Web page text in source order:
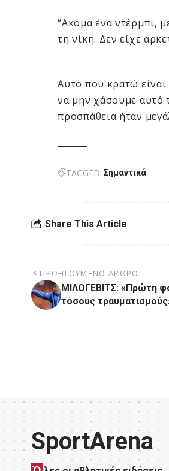
“Ακόμα ένα ντέρμπι,
τη νίκη. Δεν είχε
Αυτό που κρατώ
να μην χάσουμε αυτό
προσπάθεια ήταν
TAGGED: Σημαντικά
Share This Article
ΠΡΟΗΓΟΎΜΕΝΟ ΆΡΘΡΟ
ΜΙΛΟΓΕΒΙΤΣ: «Πρώτη
τόσους
SportArena